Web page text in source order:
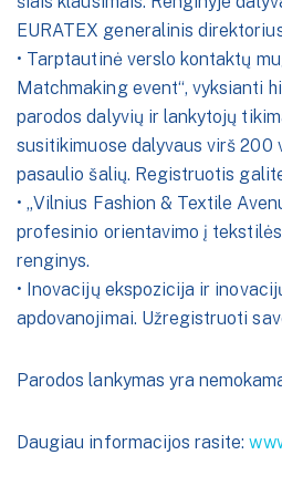
EURATEX generalinis
• Tarptautinė verslo kontaktų
Matchmaking event“, vyksianti
parodos dalyvių ir lankytojų
susitikimuose dalyvaus virš 200
pasaulio šalių. Registruotis
• „Vilnius Fashion & Textile
profesinio orientavimo į
renginys.
• Inovacijų ekspozicija ir
apdovanojimai. Užregistruoti
Parodos lankymas yra
Daugiau informacijos rasite: